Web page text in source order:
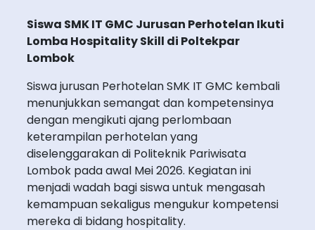
Siswa SMK IT GMC Jurusan Perhotelan Ikuti
Lomba Hospitality Skill di Poltekpar
Lombok
Siswa jurusan Perhotelan SMK IT GMC kembali
menunjukkan semangat dan kompetensinya
dengan mengikuti ajang perlombaan
keterampilan perhotelan yang
diselenggarakan di Politeknik Pariwisata
Lombok pada awal Mei 2026. Kegiatan ini
menjadi wadah bagi siswa untuk mengasah
kemampuan sekaligus mengukur kompetensi
mereka di bidang hospitality.